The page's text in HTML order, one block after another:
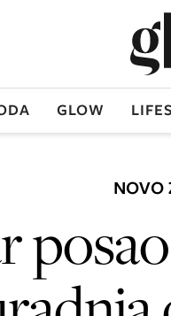
GLOW
NOVO